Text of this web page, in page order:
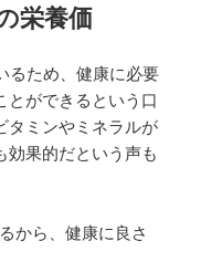
栄養価
るため、健康に必要
とができるという口
タミンやミネラルが
効果的だという声も
から、健康に良さ